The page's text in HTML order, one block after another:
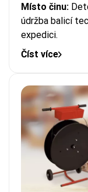
Místo činu:
údržba balicí
expedici.
Číst více